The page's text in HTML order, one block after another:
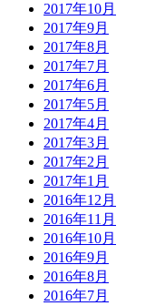
2017年10月
2017年9月
2017年8月
2017年7月
2017年6月
2017年5月
2017年4月
2017年3月
2017年2月
2017年1月
2016年12月
2016年11月
2016年10月
2016年9月
2016年8月
2016年7月